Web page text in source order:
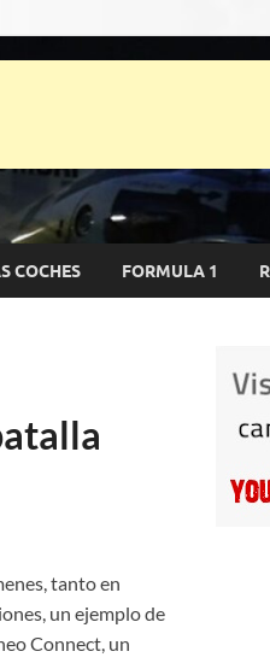
COCHES FORMULA 1
tanto en
un ejemplo de
Connect, un